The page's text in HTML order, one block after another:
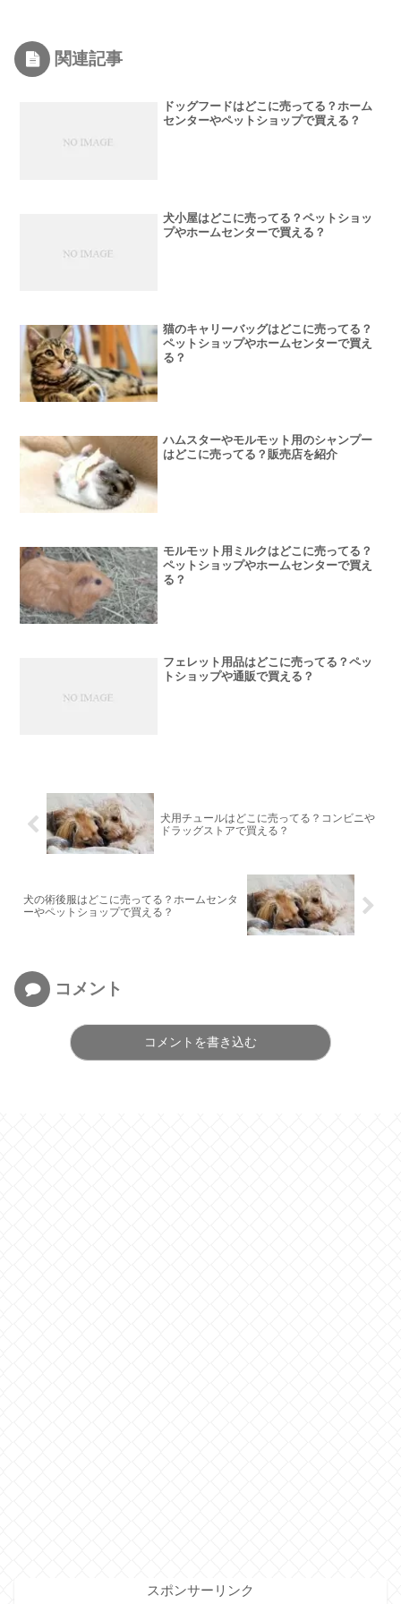
関連記事
ドッグフードはどこに売ってる？ホーム
センターやペットショップで買える？
犬小屋はどこに売ってる？ペットショッ
プやホームセンターで買える？
猫のキャリーバッグはどこに売ってる？
ペットショップやホームセンターで買え
る？
ハムスターやモルモット用のシャンプー
はどこに売ってる？販売店を紹介
モルモット用ミルクはどこに売ってる？
ペットショップやホームセンターで買え
る？
フェレット用品はどこに売ってる？ペッ
トショップや通販で買える？
犬用チュールはどこに売ってる？コンビニや
ドラッグストアで買える？
犬の術後服はどこに売ってる？ホームセンタ
ーやペットショップで買える？
コメント
コメントを書き込む
スポンサーリンク